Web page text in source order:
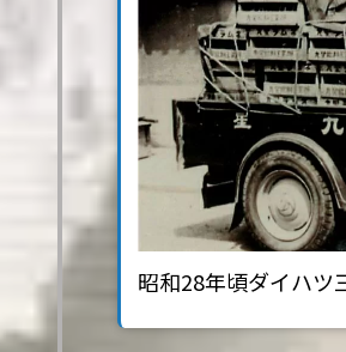
昭和28年頃ダイハツ